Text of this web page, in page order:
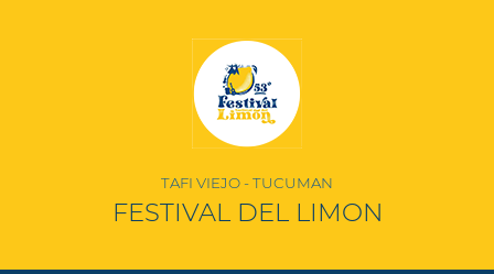
TAFI VIEJO - TUCUMAN
FESTIVAL DEL LIMON